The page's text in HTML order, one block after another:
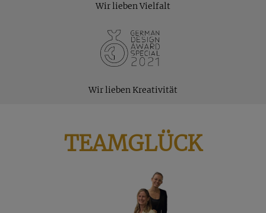
Wir lieben Vielfalt
Wir lieben Kreativität
TEAMGLÜCK